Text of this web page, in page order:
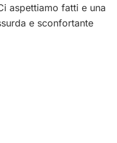
aspettiamo fatti e una
e sconfortante